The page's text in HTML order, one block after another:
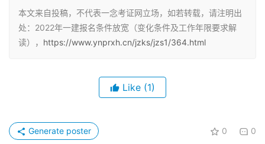
所降低的。
理工作满3年变化为从事建设工程项目施工管理
本文来自投稿，不代表一念考证网立场，如若转载，请注明出
处：2022年一建报名条件放宽（变化条件及工作年限要求解
读）， https://www.ynprxh.cn/jzks/jzs1/364.html
Like (1)
0 0
Generate poster